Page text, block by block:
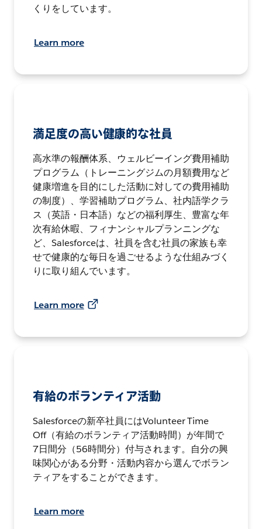
くりをしています。
Learn more
満足度の高い健康的な社員
高水準の報酬体系、ウェルビーイング費用補助
プログラム（トレーニングジムの月額費用など
健康増進を目的にした活動に対しての費用補助
の制度）、学習補助プログラム、社内語学クラ
ス（英語・日本語）などの福利厚生、豊富な年
次有給休暇、フィナンシャルプランニングな
ど、Salesforceは、社員を含む社員の家族も幸
せで健康的な毎日を過ごせるような仕組みづく
りに取り組んでいます。
Learn more
有給のボランティア活動
Salesforceの新卒社員にはVolunteer Time
Off（有給のボランティア活動時間）が年間で
7日間分（56時間分）付与されます。自分の興
味関心がある分野・活動内容から選んでボラン
ティアをすることができます。
Learn more